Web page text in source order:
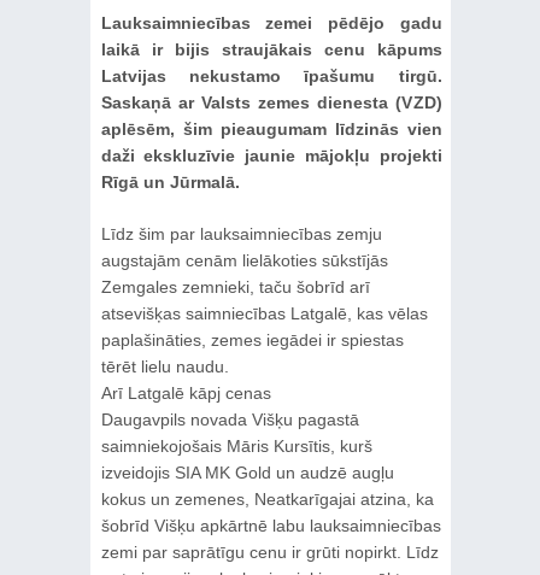
Lauksaimniecības zemei pēdējo gadu
laikā ir bijis straujākais cenu kāpums
Latvijas nekustamo īpašumu tirgū.
Saskaņā ar Valsts zemes dienesta (VZD)
aplēsēm, šim pieaugumam līdzinās vien
daži ekskluzīvie jaunie mājokļu projekti
Rīgā un Jūrmalā.
Līdz šim par lauksaimniecības zemju
augstajām cenām lielākoties sūkstījās
Zemgales zemnieki, taču šobrīd arī
atsevišķas saimniecības Latgalē, kas vēlas
paplašināties, zemes iegādei ir spiestas
tērēt lielu naudu.
Arī Latgalē kāpj cenas
Daugavpils novada Višķu pagastā
saimniekojošais Māris Kursītis, kurš
izveidojis SIA MK Gold un audzē augļu
kokus un zemenes, Neatkarīgajai atzina, ka
šobrīd Višķu apkārtnē labu lauksaimniecības
zemi par saprātīgu cenu ir grūti nopirkt. Līdz